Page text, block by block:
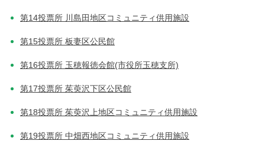
第14投票所 川島田地区コミュニティ供用施設
第15投票所 板妻区公民館
第16投票所 玉穂報徳会館(市役所玉穂支所)
第17投票所 茱萸沢下区公民館
第18投票所 茱萸沢上地区コミュニティ供用施設
第19投票所 中畑西地区コミュニティ供用施設